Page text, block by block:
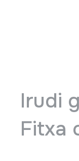
Irudi
Fitxa